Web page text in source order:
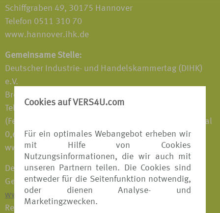
Cookies auf VERS4U.com
Für ein optimales Webangebot erheben wir
mit Hilfe von Cookies
Nutzungsinformationen, die wir auch mit
unseren Partnern teilen. Die Cookies sind
entweder für die Seitenfunktion notwendig,
oder dienen Analyse- und
Marketingzwecken.
Schiffgraben 49, 30175 Hannover
Telefon 0511 310 70
www.hannover.ihk.de
Gemeinsame Stelle:
Deutscher Industrie- und Handelskammertag (DIHK)
e.V.
Breite Straße 29, D-10178 Berlin
Telefon: 0180 600 58 50
(Festnetzpreis 0,20 €/Anruf; Mobilfunkpreise maximal
0,60 €/Anruf)
www.vermittlerregister.info
Der Erlaubnisumfang gemäß § 34d Abs. 1 der
Gewerbeordnung ist auf der Internetseite:
www.vermittlerregister.info
unter obiger
Registernummer einsehbar.